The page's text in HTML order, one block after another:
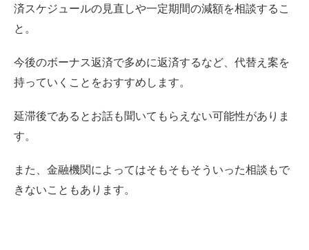
済スケジュールの見直しや一定期間の減額を相談するこ
と。
今後のボーナス返済で多めに返済するなど、代替え案を
持っていくことをおすすめします。
延滞後であるとお話も聞いてもらえない可能性がありま
す。
また、金融機関によってはそもそもそういった相談もで
きないこともあります。